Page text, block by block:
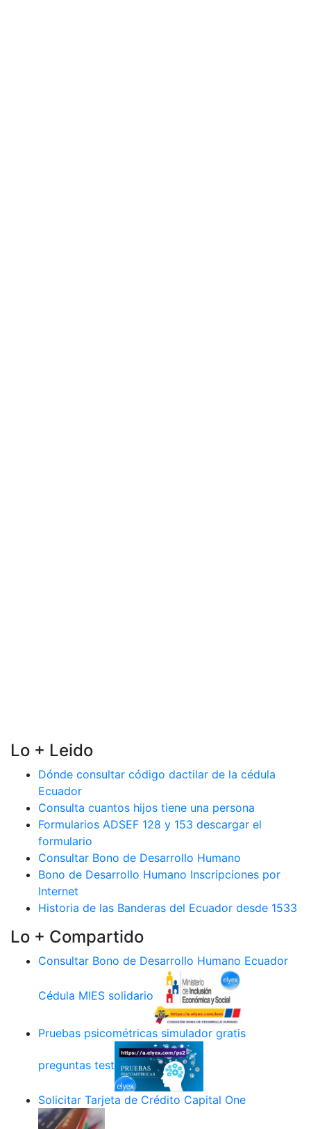
Lo + Leido
Dónde consultar código dactilar de la cédula
Ecuador
Consulta cuantos hijos tiene una persona
Formularios ADSEF 128 y 153 descargar el
formulario
Consultar Bono de Desarrollo Humano
Bono de Desarrollo Humano Inscripciones por
Internet
Historia de las Banderas del Ecuador desde 1533
Lo + Compartido
Consultar Bono de Desarrollo Humano Ecuador
Cédula MIES solidario
Pruebas psicométricas simulador gratis
preguntas test
Solicitar Tarjeta de Crédito Capital One